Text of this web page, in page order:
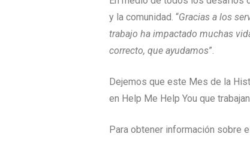
y la comunidad. “Gracias a los
trabajo ha impactado muchas
correcto, que ayudamos”.
Dejemos que este Mes de la
en Help Me Help You que
Para obtener información sobre